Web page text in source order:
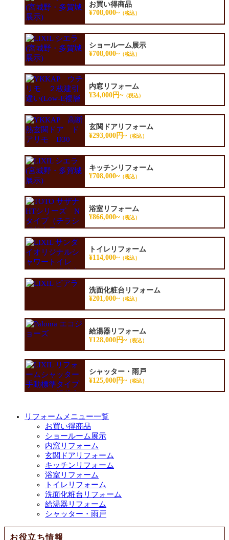
お買い得商品
¥708,000~（税込）
ショールーム展示
¥708,000~（税込）
内窓リフォーム
¥34,000円~（税込）
玄関ドアリフォーム
¥293,000円~（税込）
キッチンリフォーム
¥708,000~（税込）
浴室リフォーム
¥866,000~（税込）
トイレリフォーム
¥114,000~（税込）
洗面化粧台リフォーム
¥201,000~（税込）
給湯器リフォーム
¥128,000円~（税込）
シャッター・雨戸
¥125,000円~（税込）
リフォームメニュー一覧
お買い得商品
ショールーム展示
内窓リフォーム
玄関ドアリフォーム
キッチンリフォーム
浴室リフォーム
トイレリフォーム
洗面化粧台リフォーム
給湯器リフォーム
シャッター・雨戸
お役立ち情報